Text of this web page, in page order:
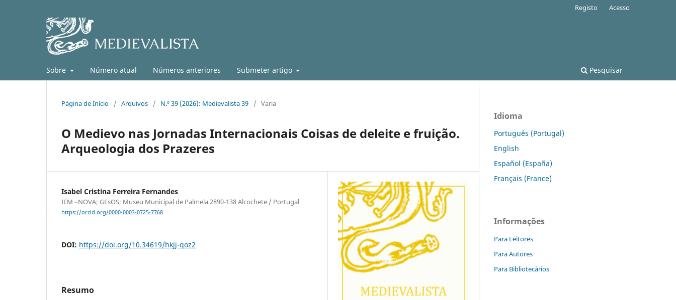
Sobre Número atual Números anteriores Submeter artigo Pesquisar
Registo Acesso
Página de Início / Arquivos / N.º 39 (2026): Medievalista 39 / Varia
O Medievo nas Jornadas Internacionais Coisas de deleite e fruição.
Arqueologia dos Prazeres
Isabel Cristina Ferreira Fernandes
IEM –NOVA; GEsOS; Museu Municipal de Palmela 2890-138 Alcochete / Portugal
https://orcid.org/0000-0003-0725-7768
DOI: https://doi.org/10.34619/hkjj-qoz2
Resumo
Idioma
Português (Portugal)
English
Español (España)
Français (France)
Informações
Para Leitores
Para Autores
Para Bibliotecários